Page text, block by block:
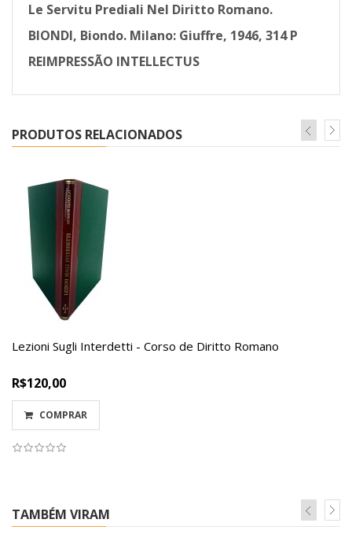
Le Servitu Prediali Nel Diritto Romano.
BIONDI, Biondo. Milano: Giuffre, 1946, 314 P
REIMPRESSÃO INTELLECTUS
PRODUTOS RELACIONADOS
Lezioni Sugli Interdetti - Corso de Diritto Romano
R$120,00
COMPRAR
TAMBÉM VIRAM